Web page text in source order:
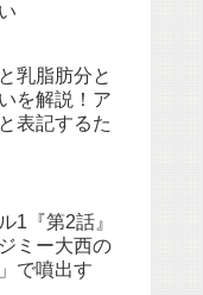
乳脂肪分と
を解説！ア
表記するた
1『第2話』
ミー大西の
で噴出す